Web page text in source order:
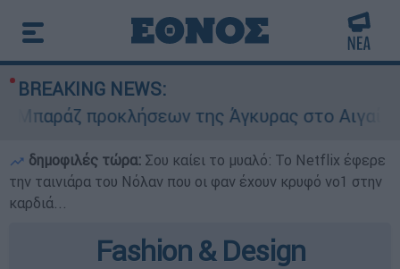
BREAKING NEWS:
προκλήσεων της Άγκυρας στο Αιγαίο:
δημοφιλές τώρα: Σου καίει το μυαλό: Το Netflix έφερε
την ταινιάρα του Νόλαν που οι φαν έχουν κρυφό νο1 στην
καρδιά...
Fashion & Design